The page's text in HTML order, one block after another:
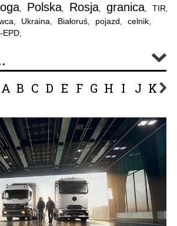
, Polska, Rosja, granica, TIR,
, Ukraina, Białoruś, pojazd, celnik,
EPD,
A B C D E F G H I J K L